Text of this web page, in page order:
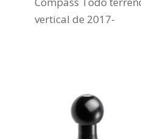
vertical de 2017-